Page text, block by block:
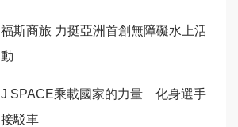
福斯商旅 力挺亞洲首創無障礙水上活
動
J SPACE乘載國家的力量 化身選手
接駁車